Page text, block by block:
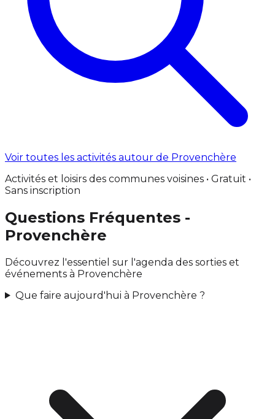
Voir toutes les activités autour de Provenchère
Activités et loisirs des communes voisines • Gratuit •
Sans inscription
Questions Fréquentes -
Provenchère
Découvrez l'essentiel sur l'agenda des sorties et
événements à Provenchère
Que faire aujourd'hui à Provenchère ?